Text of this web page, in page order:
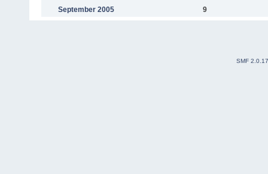
September 2005
9
SMF 2.0.17